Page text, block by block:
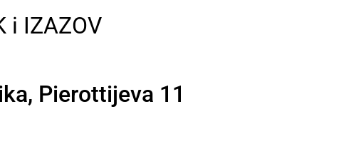
i IZAZOV
Pierottijeva 11